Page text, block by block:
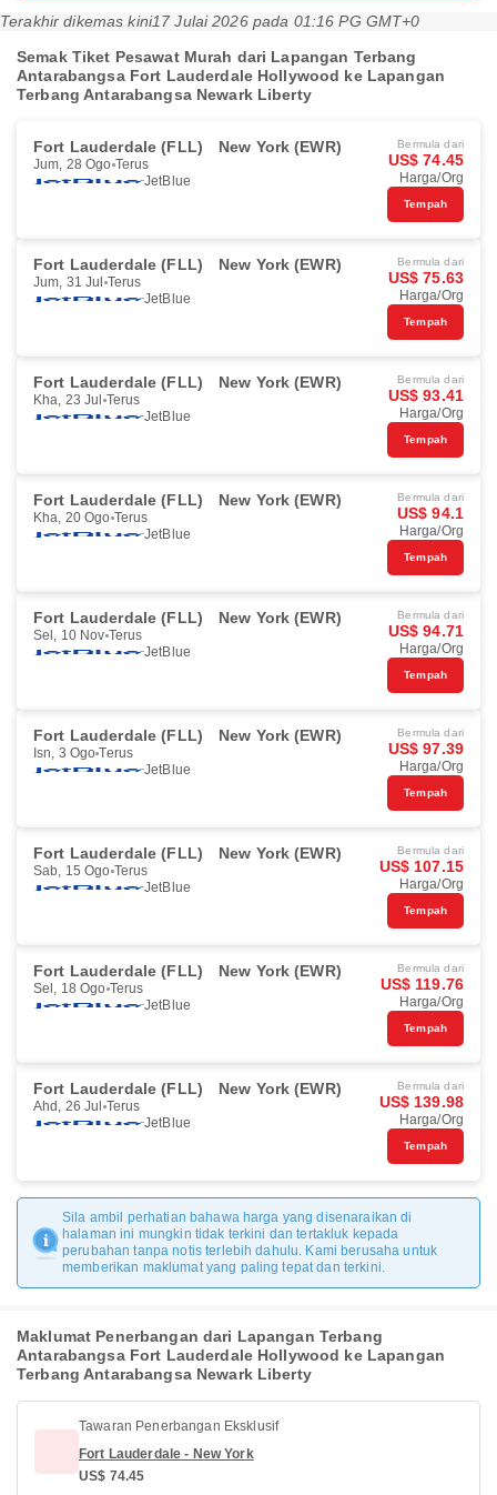
Terakhir dikemas kini17 Julai 2026 pada 01:16 PG GMT+0
Semak Tiket Pesawat Murah dari Lapangan Terbang
Antarabangsa Fort Lauderdale Hollywood ke Lapangan
Terbang Antarabangsa Newark Liberty
Fort Lauderdale (FLL) New York (EWR)
Jum, 28 Ogo Terus
JetBlue
Bermula dari
US$ 74.45
Harga/Org
Tempah
Fort Lauderdale (FLL) New York (EWR)
Jum, 31 Jul Terus
JetBlue
Bermula dari
US$ 75.63
Harga/Org
Tempah
Fort Lauderdale (FLL) New York (EWR)
Kha, 23 Jul Terus
JetBlue
Bermula dari
US$ 93.41
Harga/Org
Tempah
Fort Lauderdale (FLL) New York (EWR)
Kha, 20 Ogo Terus
JetBlue
Bermula dari
US$ 94.1
Harga/Org
Tempah
Fort Lauderdale (FLL) New York (EWR)
Sel, 10 Nov Terus
JetBlue
Bermula dari
US$ 94.71
Harga/Org
Tempah
Fort Lauderdale (FLL) New York (EWR)
Isn, 3 Ogo Terus
JetBlue
Bermula dari
US$ 97.39
Harga/Org
Tempah
Fort Lauderdale (FLL) New York (EWR)
Sab, 15 Ogo Terus
JetBlue
Bermula dari
US$ 107.15
Harga/Org
Tempah
Fort Lauderdale (FLL) New York (EWR)
Sel, 18 Ogo Terus
JetBlue
Bermula dari
US$ 119.76
Harga/Org
Tempah
Fort Lauderdale (FLL) New York (EWR)
Ahd, 26 Jul Terus
JetBlue
Bermula dari
US$ 139.98
Harga/Org
Tempah
Sila ambil perhatian bahawa harga yang disenaraikan di
halaman ini mungkin tidak terkini dan tertakluk kepada
perubahan tanpa notis terlebih dahulu. Kami berusaha untuk
memberikan maklumat yang paling tepat dan terkini.
Maklumat Penerbangan dari Lapangan Terbang
Antarabangsa Fort Lauderdale Hollywood ke Lapangan
Terbang Antarabangsa Newark Liberty
Tawaran Penerbangan Eksklusif
Fort Lauderdale - New York
US$ 74.45